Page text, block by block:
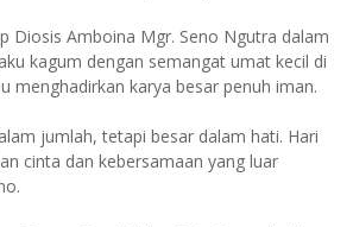
Diosis Amboina Mgr. Seno Ngutra dalam
kagum dengan semangat umat kecil di
menghadirkan karya besar penuh iman.
jumlah, tetapi besar dalam hati. Hari
cinta dan kebersamaan yang luar